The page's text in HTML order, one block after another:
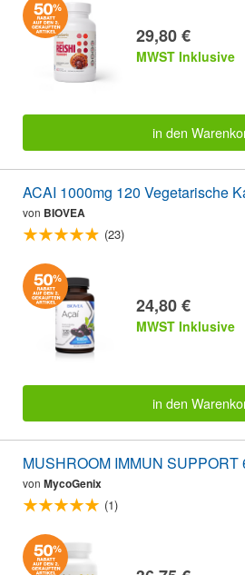
29,80 €
MWST Inklusive
in den
ACAI 1000mg 120 Vegetarische
von BIOVEA
(23)
24,80 €
MWST Inklusive
in den
MUSHROOM IMMUN SUPPORT
von MycoGenix
(1)